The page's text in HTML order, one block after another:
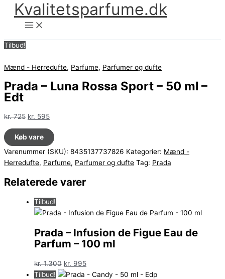
Kvalitetsparfume.dk
Tilbud!
Mænd - Herredufte, Parfume, Parfumer og dufte
Prada – Luna Rossa Sport – 50 ml –
Edt
kr.725 Den
oprindelige
pris
var:
kr. 725.
kr. 595Den
pris
er:
kr. 595.
Køb vare
Varenummer (SKU): 8435137737826 Kategorier: Mænd -
Herredufte, Parfume, Parfumer og dufte Tag: Prada
Relaterede varer
Tilbud!
Prada – Infusion de Figue Eau de
Parfum – 100 ml
kr.1.300 Den
oprindelige
kr. 995Den
aktuelle
Tilbud!